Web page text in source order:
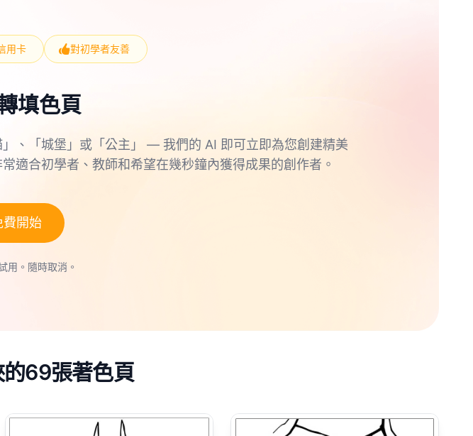
用卡 對初學者友善
填色頁
、「城堡」或「公主」 — 我們的 AI 即可立即為您創建精美
適合初學者、教師和希望在幾秒鐘內獲得成果的創作者。
費開始
用。隨時取消。
69張著色頁